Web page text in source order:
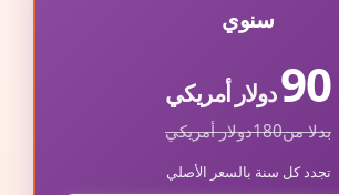
سنوي
90دولار أمريكي
بدلا من180دولار أمريكي
تجدد كل سنة بالسعر الأصلي